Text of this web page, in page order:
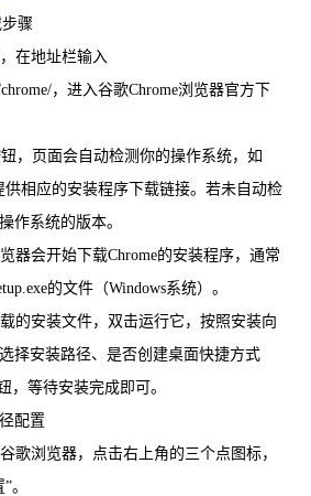
骤
在地址栏输入
，进入谷歌Chrome浏览器官方下
钮，页面会自动检测你的操作系统，如
供相应的安装程序下载链接。若未自动检
作系统的版本。
器会开始下载Chrome的安装程序，通常
的文件（Windows系统）。
的安装文件，双击运行它，按照安装向
择安装路径、是否创建桌面快捷方式
，等待安装完成即可。
配置
歌浏览器，点击右上角的三个点图标，
。